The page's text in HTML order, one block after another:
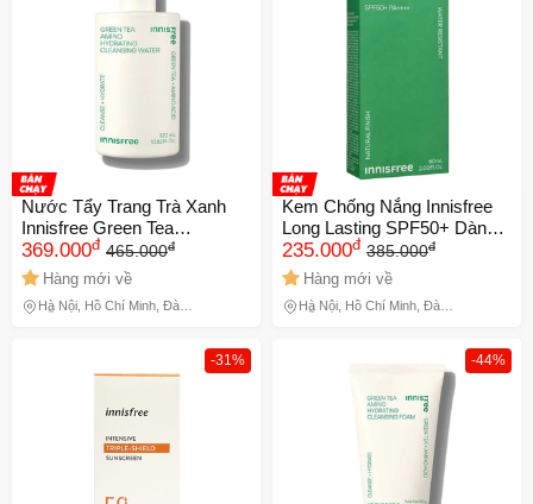
Nước Tẩy Trang Trà Xanh
Innisfree Green Tea
Cleansing Water 320ml
369.000đ 465.000đ
Hàng mới về
Hà Nội, Hồ Chí Minh, Đà
Kem Chống Nắng Innisfree
Long Lasting SPF50+ Dành
Cho Da Dầu
235.000đ 385.000đ
Hàng mới về
Hà Nội, Hồ Chí Minh, Đà
-31% -44%